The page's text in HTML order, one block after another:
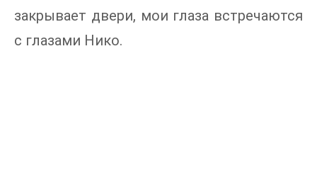
закрывает двери, мои глаза встречаются
с глазами Нико.